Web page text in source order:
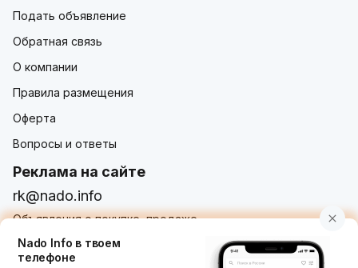
Подать объявление
Обратная связь
О компании
Правила размещения
Оферта
Вопросы и ответы
Реклама на сайте
rk@nado.info
Объявления о покупке, продаже,
услугах от частных лиц и организаций
Nado Info в твоем
телефоне